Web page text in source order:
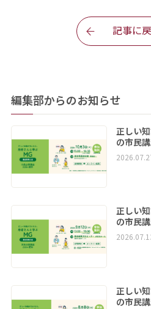
記事に
編集部からのお知らせ
正しい
の市民
正しい
の市民
正しい
の市民